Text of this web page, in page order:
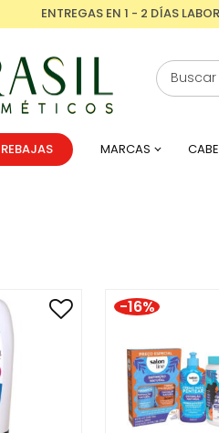
ENTREGAS EN 1 - 2 DÍAS
REBAJAS MARCAS
-16%